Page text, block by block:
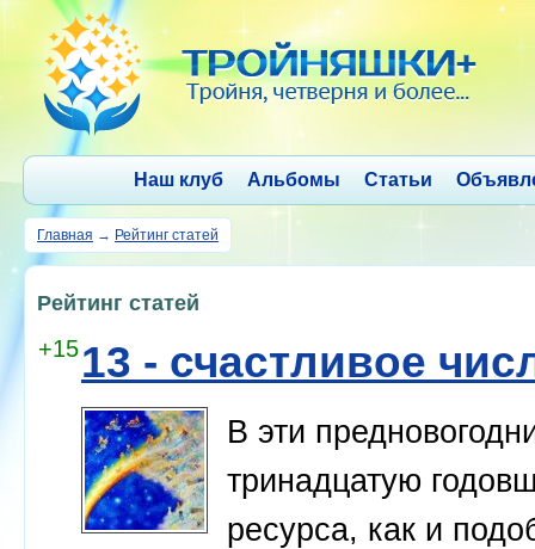
Наш клуб Альбомы Статьи
Главная → Рейтинг статей
Рейтинг статей
+1513 - счастливое
В эти
тринадцатую
ресурса, как и